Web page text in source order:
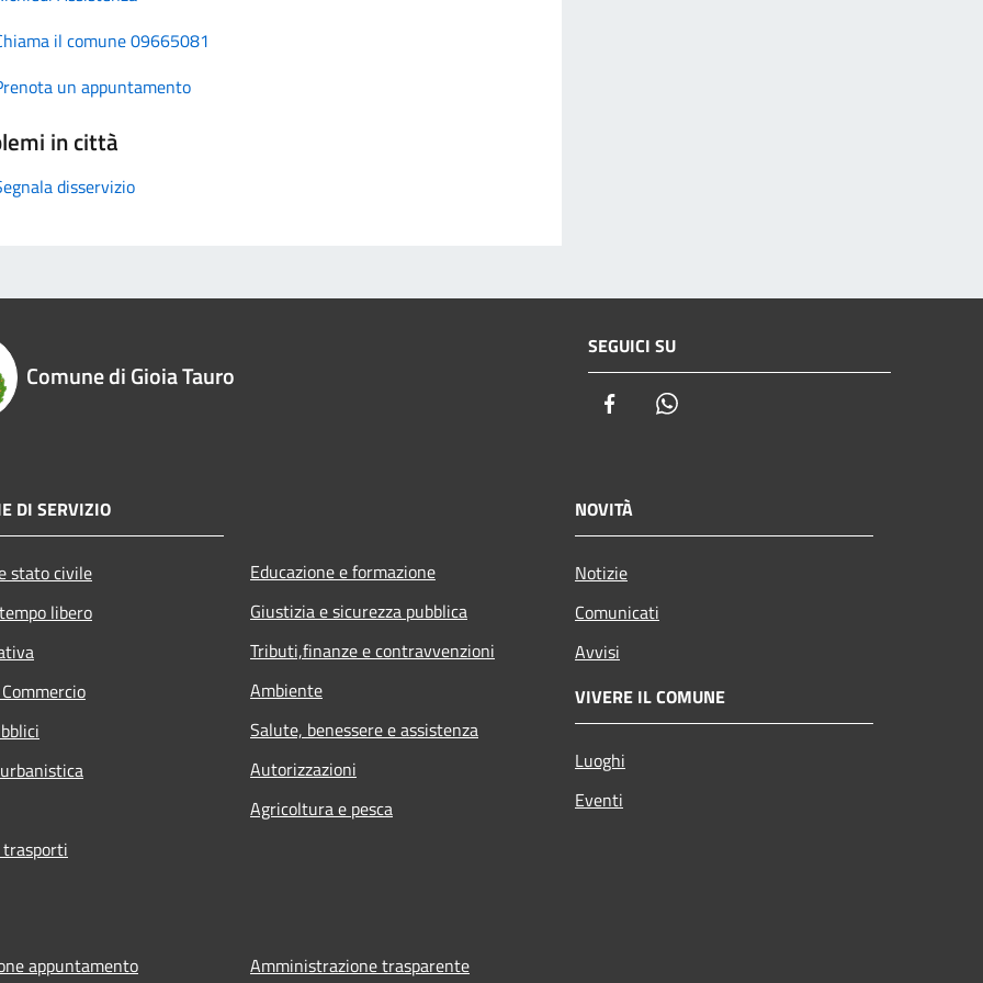
il comune 09665081
un appuntamento
in città
disservizio
Comune di Gioia Tauro
SEGUICI SU
Facebook
DI SERVIZIO
stato civile
libero
Educazione e formazione
Giustizia e sicurezza pubblica
Tributi,finanze e contravvenzioni
Ambiente
Salute, benessere e assistenza
Autorizzazioni
Agricoltura e pesca
NOVITÀ
Notizie
Comunicati
Avvisi
VIVERE IL COMUNE
Luoghi
Eventi
appuntamento Amministrazione trasparente